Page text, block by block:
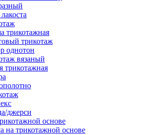
трикотажная
трикотаж
однотон
вязаный
трикотажная
джерси
основе
на трикотажной основе